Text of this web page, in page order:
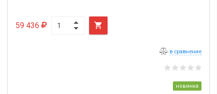
59 436 
в сравнение
новинка